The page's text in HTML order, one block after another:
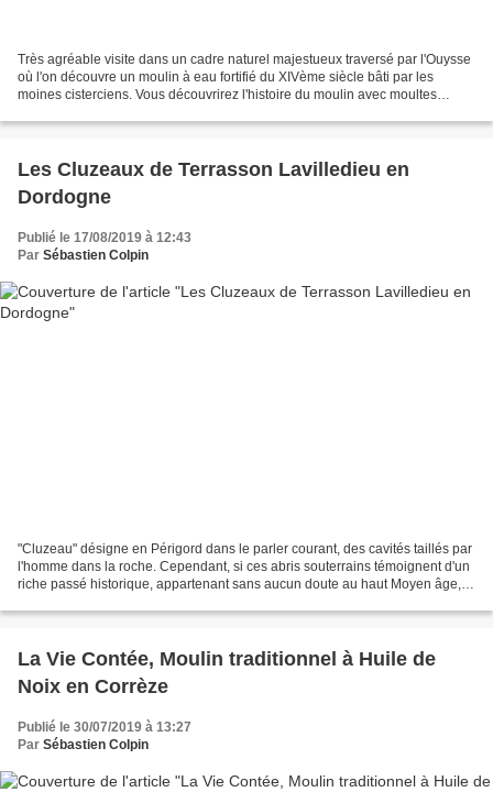
Très agréable visite dans un cadre naturel majestueux traversé par l'Ouysse
où l'on découvre un moulin à eau fortifié du XIVème siècle bâti par les
moines cisterciens. Vous découvrirez l'histoire du moulin avec moultes
Les Cluzeaux de Terrasson Lavilledieu en
Dordogne
Publié le 17/08/2019 à 12:43
Par Sébastien Colpin
"Cluzeau" désigne en Périgord dans le parler courant, des cavités taillés par
l'homme dans la roche. Cependant, si ces abris souterrains témoignent d'un
riche passé historique, appartenant sans aucun doute au haut Moyen âge,
La Vie Contée, Moulin traditionnel à Huile de
Noix en Corrèze
Publié le 30/07/2019 à 13:27
Par Sébastien Colpin